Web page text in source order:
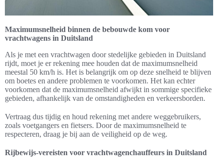
Maximumsnelheid binnen de bebouwde kom voor
vrachtwagens in Duitsland
Als je met een vrachtwagen door stedelijke gebieden in Duitsland
rijdt, moet je er rekening mee houden dat de maximumsnelheid
meestal 50 km/h is. Het is belangrijk om op deze snelheid te blijven
om boetes en andere problemen te voorkomen. Het kan echter
voorkomen dat de maximumsnelheid afwijkt in sommige specifieke
gebieden, afhankelijk van de omstandigheden en verkeersborden.
Vertraag dus tijdig en houd rekening met andere weggebruikers,
zoals voetgangers en fietsers. Door de maximumsnelheid te
respecteren, draag je bij aan de veiligheid op de weg.
Rijbewijs-vereisten voor vrachtwagenchauffeurs in Duitsland